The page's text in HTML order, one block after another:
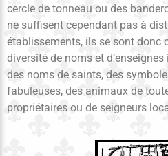
cercle de tonneau ou des
ne suffisent cependant pas à
établissements, ils se sont donc
diversité de noms et
des noms de saints, des
fabuleuses, des animaux de
propriétaires ou de seigneurs